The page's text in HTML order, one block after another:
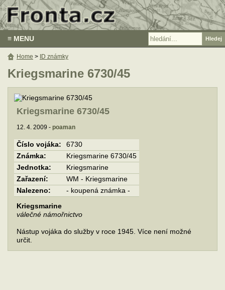
≡ MENU
Kriegsmarine 6730/45
Kriegsmarine 6730/45
12. 4. 2009 - poaman
Číslo vojáka:
6730
Známka:
Kriegsmarine 6730/45
Jednotka:
Kriegsmarine
Zařazení:
WM - Kriegsmarine
Nalezeno:
- koupená známka -
Kriegsmarine
válečné námořnictvo
Nástup vojáka do služby v roce 1945. Více není možné
určit.
Home > ID známky